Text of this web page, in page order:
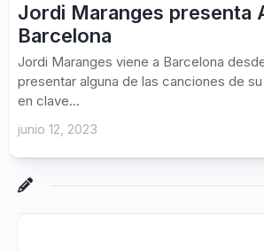
Jordi Maranges presenta
Barcelona
Jordi Maranges viene a Barcelona
presentar alguna de las canciones de
en clave...
junio 12, 2023